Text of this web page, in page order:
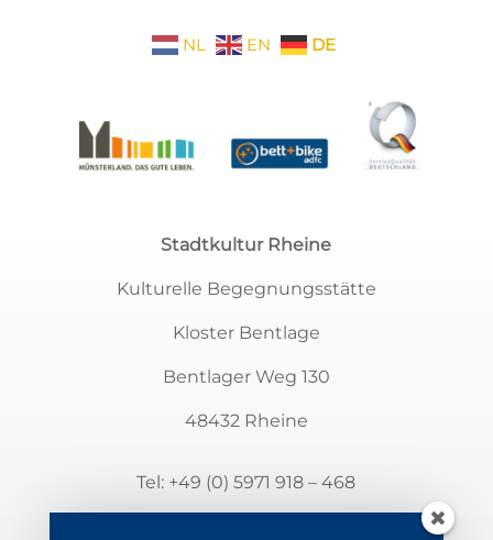
NL EN DE
Stadtkultur Rheine
Kulturelle Begegnungsstätte
Kloster Bentlage
Bentlager Weg 130
48432 Rheine
Tel: +49 (0) 5971 918 – 468